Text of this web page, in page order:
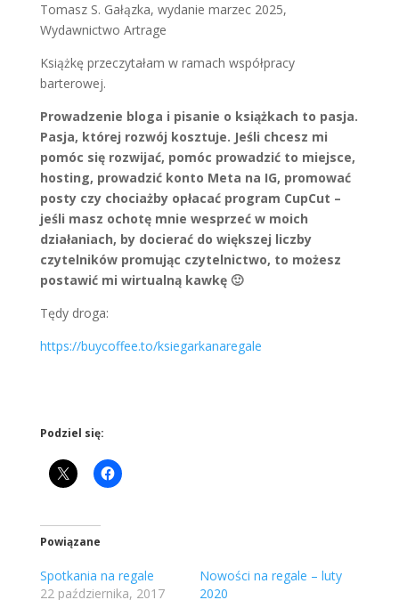
Tomasz S. Gałązka, wydanie marzec 2025,
Wydawnictwo Artrage
Książkę przeczytałam w ramach współpracy
barterowej.
Prowadzenie bloga i pisanie o książkach to pasja.
Pasja, której rozwój kosztuje. Jeśli chcesz mi
pomóc się rozwijać, pomóc prowadzić to miejsce,
hosting, prowadzić konto Meta na IG, promować
posty czy chociażby opłacać program CupCut –
jeśli masz ochotę mnie wesprzeć w moich
działaniach, by docierać do większej liczby
czytelników promując czytelnictwo, to możesz
postawić mi wirtualną kawkę 🙂
Tędy droga:
https://buycoffee.to/ksiegarkanaregale
Podziel się:
Powiązane
Spotkania na regale
22 października, 2017
Nowości na regale – luty
2020